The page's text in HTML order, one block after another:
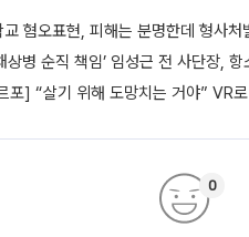
교 혐오표현, 피해는 분명한데 형사
상병 순직 책임’ 임성근 전 사단장,
포] “살기 위해 도망치는 거야” VR
0